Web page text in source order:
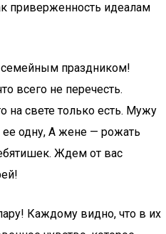
приверженность идеалам
праздником!
всего не перечесть.
на свете только есть. Мужу
одну, А жене — рожать
Ждем от вас
Каждому видно, что в их